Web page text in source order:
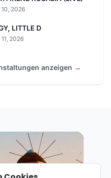
10, 2026
LITTLE D
2026
anzeigen →